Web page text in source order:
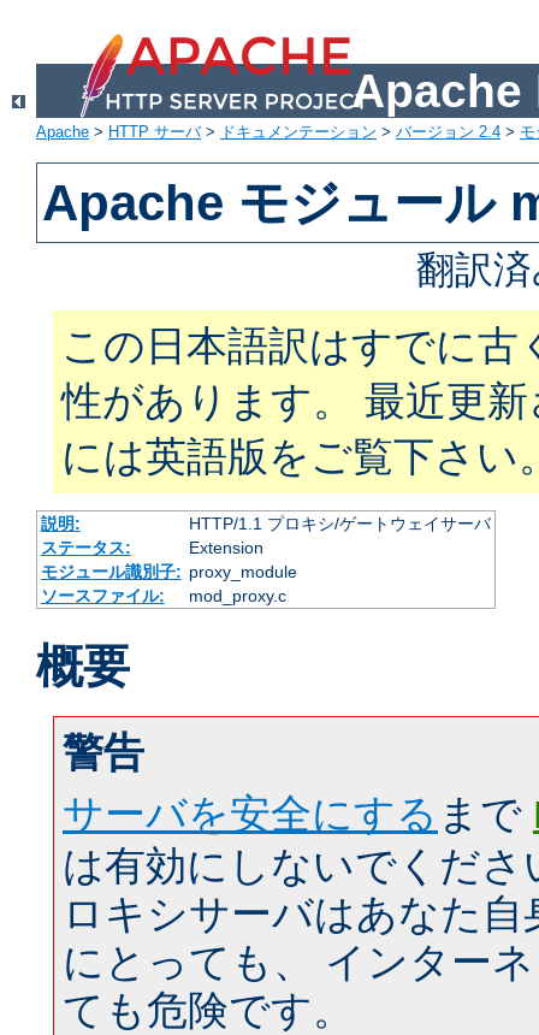
Apache
Apache > HTTP サーバ> ドキュメンテーション > バージョン 2.4 >
Apache モジュール
翻訳
この日本語訳はすでに古
性があります。 最近更
には英語版をご覧下さい
説明:
HTTP/1.1 プロキシ/ゲートウェイサーバ
ステータス:
Extension
モジュール識別子: proxy_module
ソースファイル:
mod_proxy.c
概要
警告
サーバを安全にする まで
は有効にしないでくださ
ロキシサーバはあなた
にとっても、 インター
ても危険です。